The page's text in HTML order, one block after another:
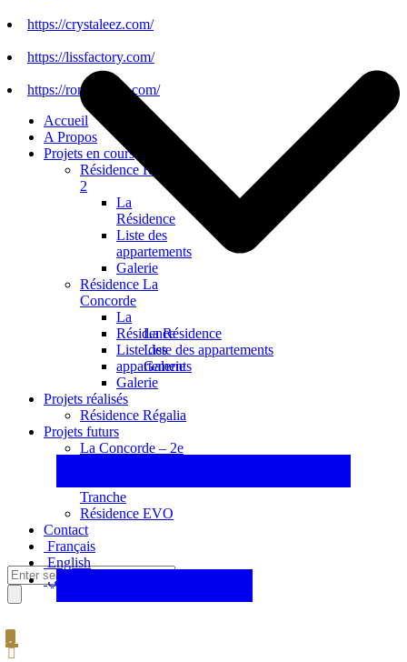
La Résidence
Liste des appartements
Galerie
https://crystaleez.com/
https://lissfactory.com/
https://romototo.it.com/
Accueil
A Propos
Projets en cours
Résidence Régalia
2
La
Résidence
Liste des
appartements
Galerie
Résidence La
Concorde
La
Résidence
Liste des
appartements
Galerie
Projets réalisés
Résidence Régalia
Projets futurs
La Concorde – 2e
Tranche
Résidence EVO
Contact
Français
English
عربي